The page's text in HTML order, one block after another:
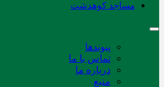
مساجد کوهدشت
پیوندها
تماس با ما
درباره ما
منبع